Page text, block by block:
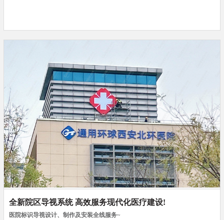
全新院区导视系统 高效服务现代化医疗建设!
医院标识导视设计、制作及安装全线服务~